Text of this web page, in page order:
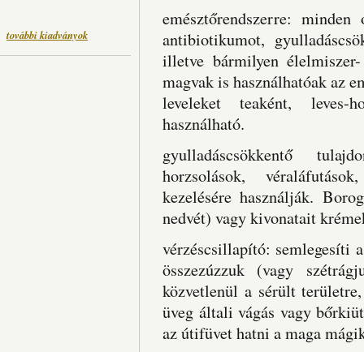
további kiadványok
emésztőrendszerre:
antibiotikumot,
illetve bármilyen
magvak is használhatóak az
leveleket teaként, leves-
használható.
gyulladáscsökkentő
horzsolások,
kezelésére használják.
nedvét) vagy kivonatait
vérzéscsillapító: semlegesíti
összezúzzuk (vagy
közvetlenül a sérült
üveg általi vágás vagy
az útifüvet hatni a maga